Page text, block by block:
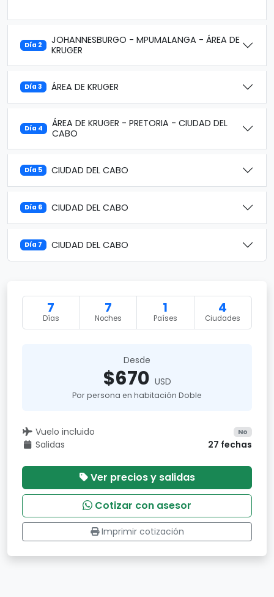
Día 2
JOHANNESBURGO - MPUMALANGA - ÁREA DE
KRUGER
Día 3 ÁREA DE KRUGER
Día 4
ÁREA DE KRUGER - PRETORIA - CIUDAD DEL
CABO
Día 5 CIUDAD DEL CABO
Día 6 CIUDAD DEL CABO
Día 7 CIUDAD DEL CABO
7
Días
7
Noches
1
Países
4
Ciudades
Desde
$670 USD
Por persona en habitación Doble
Vuelo incluido No
Salidas 27 fechas
Ver precios y salidas
Cotizar con asesor
Imprimir cotización